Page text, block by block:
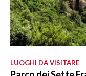
LUOGHI DA VISITARE